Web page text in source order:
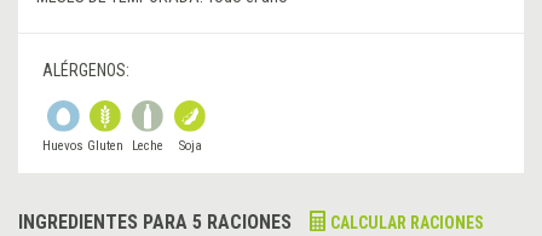
ALÉRGENOS:
Huevos Gluten Leche Soja
INGREDIENTES PARA 5 RACIONES CALCULAR RACIONES